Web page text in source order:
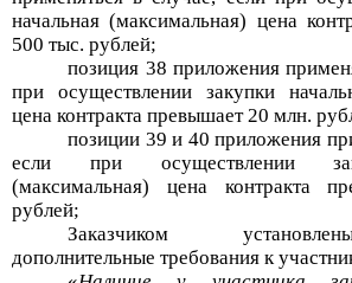
начальная (максимальная) цена
500 тыс. рублей;
позиция 38 приложения
при осуществлении закупки
цена контракта превышает 20 млн.
позиции 39 и 40 приложения
если при осуществлении
(максимальная) цена контракта
рублей;
Заказчиком
дополнительные требования к